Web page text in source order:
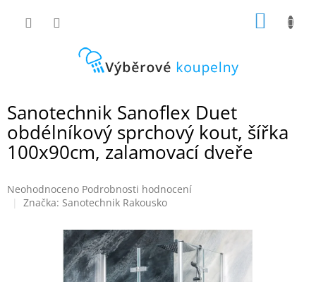
Sanotechnik Sanoflex Duet
obdélníkový sprchový kout, šířka
100x90cm, zalamovací dveře
Průměrné
hodnocení
Neohodnoceno Podrobnosti hodnocení
Značka: Sanotechnik Rakousko